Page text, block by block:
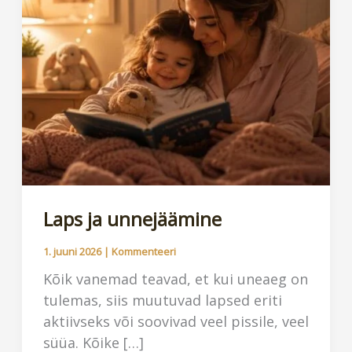
Laps ja unnejäämine
1. juuni 2026 | Kommenteeri
Kõik vanemad teavad, et kui uneaeg on
tulemas, siis muutuvad lapsed eriti
aktiivseks või soovivad veel pissile, veel
süüa. Kõike […]